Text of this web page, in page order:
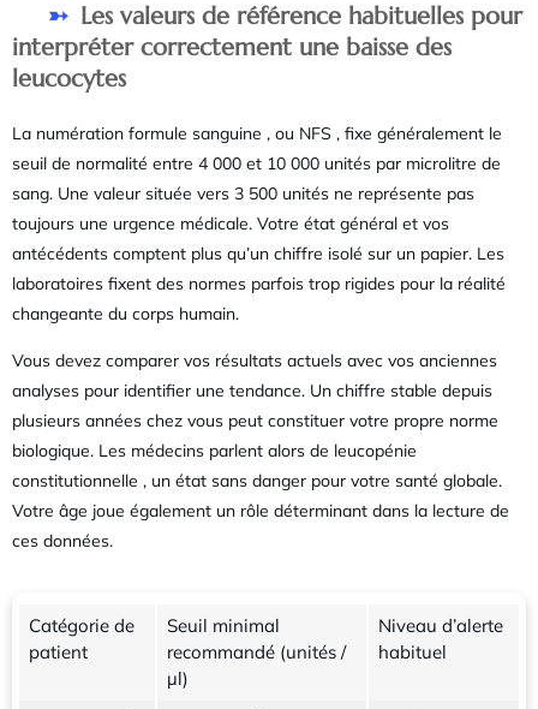
Les valeurs de référence habituelles pour
interpréter correctement une baisse des
leucocytes
La numération formule sanguine , ou NFS , fixe généralement le
seuil de normalité entre 4 000 et 10 000 unités par microlitre de
sang. Une valeur située vers 3 500 unités ne représente pas
toujours une urgence médicale. Votre état général et vos
antécédents comptent plus qu’un chiffre isolé sur un papier. Les
laboratoires fixent des normes parfois trop rigides pour la réalité
changeante du corps humain.
Vous devez comparer vos résultats actuels avec vos anciennes
analyses pour identifier une tendance. Un chiffre stable depuis
plusieurs années chez vous peut constituer votre propre norme
biologique. Les médecins parlent alors de leucopénie
constitutionnelle , un état sans danger pour votre santé globale.
Votre âge joue également un rôle déterminant dans la lecture de
ces données.
Catégorie de
patient
Seuil minimal
recommandé (unités /
µl)
Niveau d’alerte
habituel